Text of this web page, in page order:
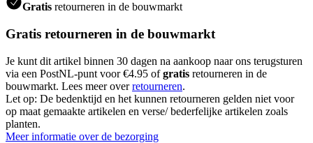
Gratis retourneren in de bouwmarkt
Gratis retourneren in de bouwmarkt
Je kunt dit artikel binnen 30 dagen na aankoop naar ons terugsturen
via een PostNL-punt voor €4.95 ofgratis retourneren in de
bouwmarkt. Lees meer overretourneren.
Let op: De bedenktijd en het kunnen retourneren gelden niet voor
op maat gemaakte artikelen en verse/ bederfelijke artikelen zoals
planten.
Meer informatie over de bezorging